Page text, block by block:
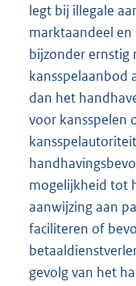
legt bij illegale
marktaandeel en
bijzonder ernstig
kansspelaanbod
dan het
voor kansspelen
mogelijkheid tot
aanwijzing aan
faciliteren of
gevolg van het